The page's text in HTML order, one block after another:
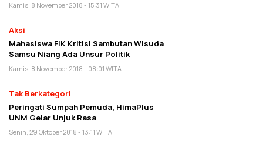
Kamis, 8 November 2018 - 15:31 WITA
Aksi
Mahasiswa FIK Kritisi Sambutan Wisuda
Samsu Niang Ada Unsur Politik
Kamis, 8 November 2018 - 08:01 WITA
Tak Berkategori
Peringati Sumpah Pemuda, HimaPlus
UNM Gelar Unjuk Rasa
Senin, 29 Oktober 2018 - 13:11 WITA